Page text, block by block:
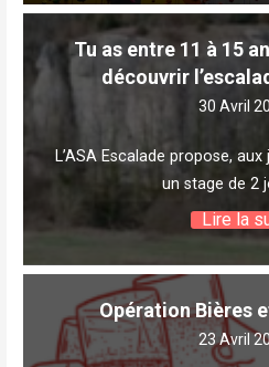
Tu as entre 11 à 15
découvrir
30 Avril
L’ASA Escalade propose,
un stage de 2
Lire la
Opération Bières
23 Avril